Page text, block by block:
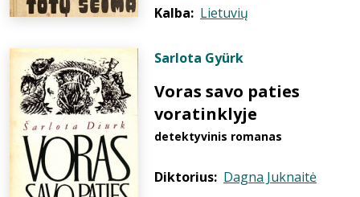
Kalba: Lietuvių
Sarlota Gyürk
Voras savo paties
voratinklyje
detektyvinis romanas
Diktorius: Dagna Juknaitė